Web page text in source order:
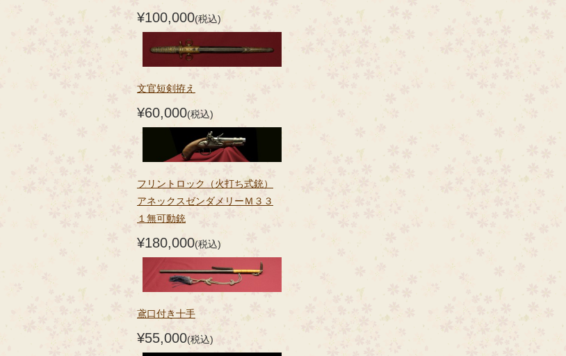
¥100,000(税込)
文官短剣拵え
¥60,000(税込)
フリントロック（火打ち式銃）
アネックスゼンダメリーＭ３３
１無可動銃
¥180,000(税込)
鳶口付き十手
¥55,000(税込)